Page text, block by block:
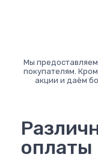
Мы предоставляем
покупателям.
акции и даём
оплаты